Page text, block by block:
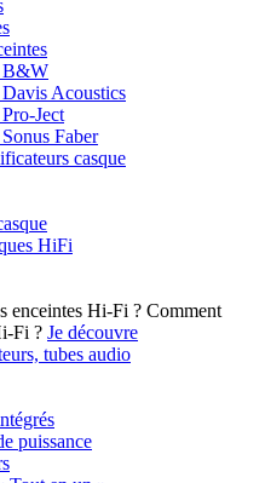
B&W
Acoustics
Ject
Faber
casque
HiFi
Comment
Fi ? Je découvre
tubes audio
puissance